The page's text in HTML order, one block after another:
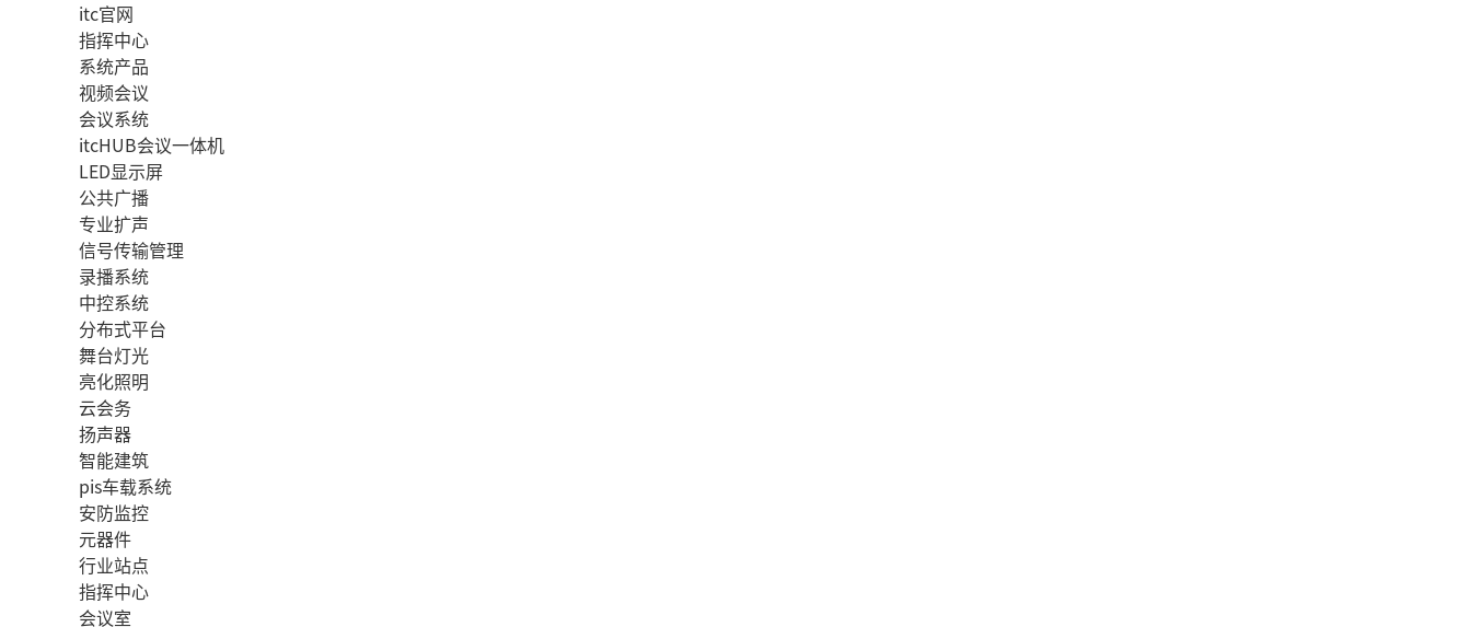
itc官网
指挥中心
系统产品
视频会议
会议系统
itcHUB会议一体机
LED显示屏
公共广播
专业扩声
信号传输管理
录播系统
中控系统
分布式平台
舞台灯光
亮化照明
云会务
扬声器
智能建筑
pis车载系统
安防监控
元器件
行业站点
指挥中心
会议室